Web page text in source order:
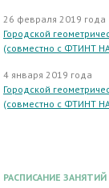
26 февраля 2019 года
Городской
(совместно с ФТИНТ
4 января 2019 года
Городской
(совместно с ФТИНТ
РАСПИСАНИЕ